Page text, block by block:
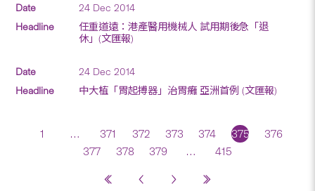
24 Dec 2014
任重道遠：港產醫用機械人 試用期後急「退
休」(文匯報)
24 Dec 2014
中大植「胃起搏器」治胃癱 亞洲首例 (文匯報)
1 … 371 372 373 374 375
376
377
378 379 … 415